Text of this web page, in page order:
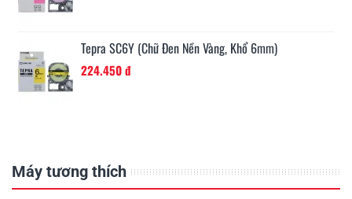
Tepra SC6B (Chữ Đen Nền Xanh Dương, Khổ 6mm)
224.450 đ
Máy tương thích